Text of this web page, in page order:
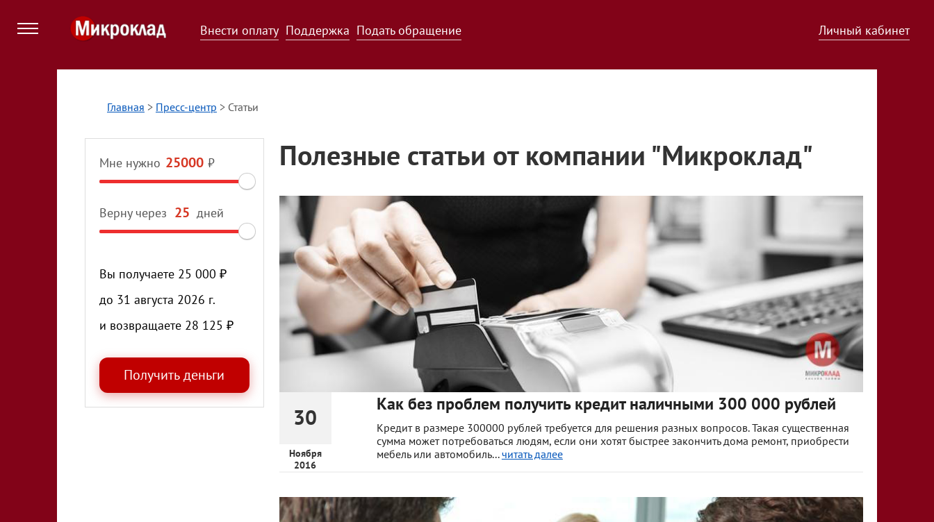
Внести оплату Поддержка Подать обращение Личный кабинет
Главная > Пресс-центр > Статьи
Мне нужно ₽
Верну через дней
Вы получаете 25 000 ₽
до 31 августа 2026 г.
и возвращаете 28 125 ₽
Полезные статьи от компании "Микроклад"
30
Ноября
2016
Как без проблем получить кредит наличными 300 000 рублей
Кредит в размере 300000 рублей требуется для решения разных вопросов. Такая существенная
сумма может потребоваться людям, если они хотят быстрее закончить дома ремонт, приобрести
мебель или автомобиль...читать далее